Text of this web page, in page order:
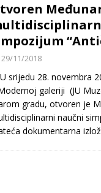
29/11/2018
srijedu 28. novembra
galeriji (JU
gradu, otvoren je
naučni
dokumentarna